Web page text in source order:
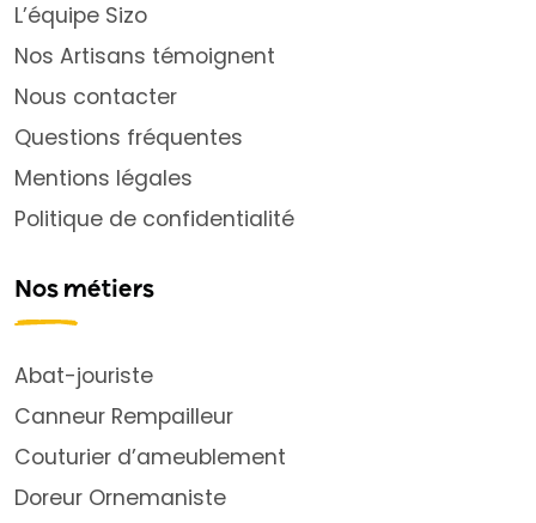
L’équipe Sizo
Nos Artisans témoignent
Nous contacter
Questions fréquentes
Mentions légales
Politique de confidentialité
Nos métiers
Abat-jouriste
Canneur Rempailleur
Couturier d’ameublement
Doreur Ornemaniste